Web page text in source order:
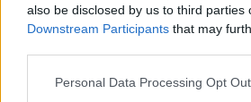
also be disclosed by us to third parties
Downstream Participants that may
Please note that this website/app uses
Personal Data Processing Opt